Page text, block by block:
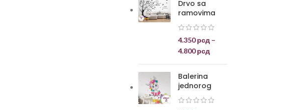
Drvo sa
ramovima
4.350рсд –
4.800рсд
Balerina
jednorog